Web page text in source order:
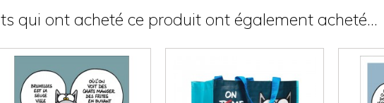
qui ont acheté ce produit ont également acheté...